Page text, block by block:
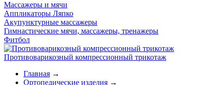
Массажеры и мячи
Аппликаторы Ляпко
Акупунктурные массажеры
Гимнастические мячи, массажеры, тренажеры
Фитбол
Противоварикозный компрессионный трикотаж
Главная →
Ортопедические изделия →